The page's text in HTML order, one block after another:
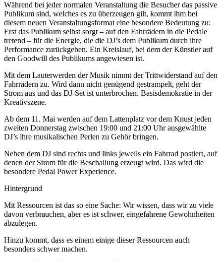
Während bei jeder normalen Veranstaltung die Besucher das passive
Publikum sind, welches es zu überzeugen gilt, kommt ihm bei
diesem neuen Veranstaltungsformat eine besondere Bedeutung zu:
Erst das Publikum selbst sorgt – auf den Fahrrädern in die Pedale
tretend – für die Energie, die die DJ’s dem Publikum durch ihre
Performance zurückgeben. Ein Kreislauf, bei dem der Künstler auf
den Goodwill des Publikums angewiesen ist.
Mit dem Lauterwerden der Musik nimmt der Trittwiderstand auf den
Fahrrädern zu. Wird dann nicht genügend gestrampelt, geht der
Strom aus und das DJ-Set ist unterbrochen. Basisdemokratie in der
Kreativszene.
Ab dem 11. Mai werden auf dem Lattenplatz vor dem Knust jeden
zweiten Donnerstag zwischen 19:00 und 21:00 Uhr ausgewählte
DJ’s ihre musikalischen Perlen zu Gehör bringen.
Neben dem DJ sind rechts und links jeweils ein Fahrrad postiert, auf
denen der Strom für die Beschallung erzeugt wird. Das wird die
besondere Pedal Power Experience.
Hintergrund
Mit Ressourcen ist das so eine Sache: Wir wissen, dass wir zu viele
davon verbrauchen, aber es ist schwer, eingefahrene Gewohnheiten
abzulegen.
Hinzu kommt, dass es einem einige dieser Ressourcen auch
besonders schwer machen.